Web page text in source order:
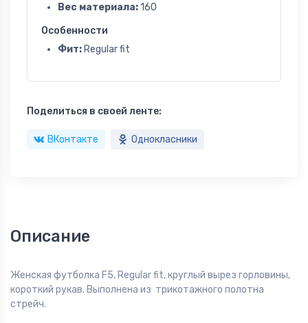
Вес материала:160
Особенности
Фит: Regular fit
Поделиться в своей ленте:
ВКонтакте Однокласники
Описание
Женская футболка F5, Regular fit, круглый вырез горловины,
короткий рукав. Выполнена из трикотажного полотна
стрейч.